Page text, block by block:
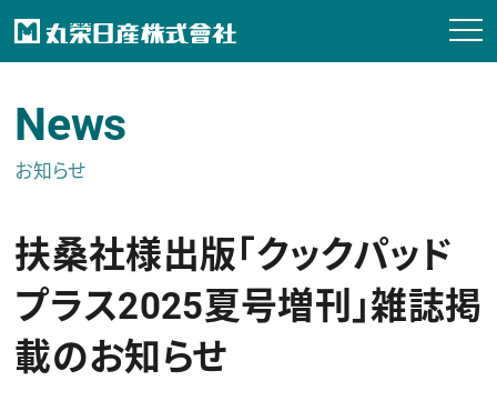
News
お知らせ
扶桑社様出版「クックパッド
プラス2025夏号増刊」雑誌掲
載のお知らせ